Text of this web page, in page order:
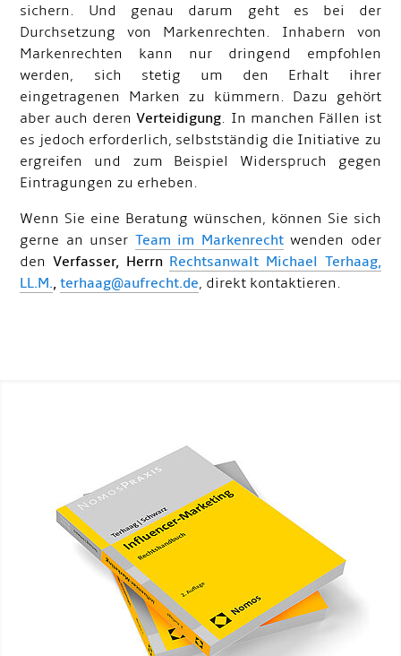
sichern. Und genau darum geht es bei der
Durchsetzung von Markenrechten. Inhabern von
Markenrechten kann nur dringend empfohlen
werden, sich stetig um den Erhalt ihrer
eingetragenen Marken zu kümmern. Dazu gehört
aber auch derenVerteidigung. In manchen Fällen ist
es jedoch erforderlich, selbstständig die Initiative zu
ergreifen und zum Beispiel Widerspruch gegen
Eintragungen zu erheben.
Wenn Sie eine Beratung wünschen, können Sie sich
gerne an unser Team im Markenrechtwenden oder
denVerfasser, Herrn Rechtsanwalt Michael Terhaag,
LL.M.,terhaag@aufrecht.de, direkt kontaktieren.